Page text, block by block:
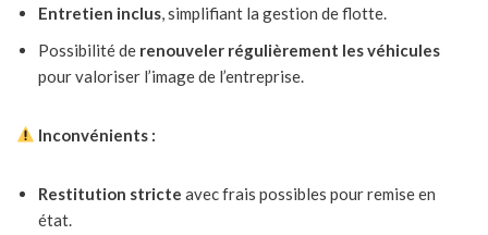
Entretien inclus, simplifiant la gestion de flotte.
Possibilité de renouveler régulièrement les véhicules
pour valoriser l’image de l’entreprise.
Inconvénients :
Restitution stricte avec frais possibles pour remise en
état.